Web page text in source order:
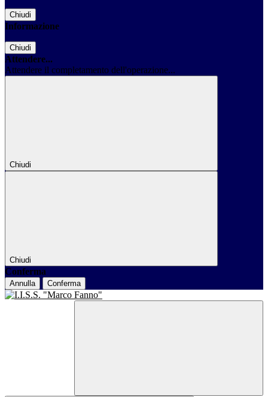
Chiudi
Informazione
Chiudi
Attendere...
Attendere il completamento dell'operazione...
Chiudi
Chiudi
Conferma
Annulla Conferma